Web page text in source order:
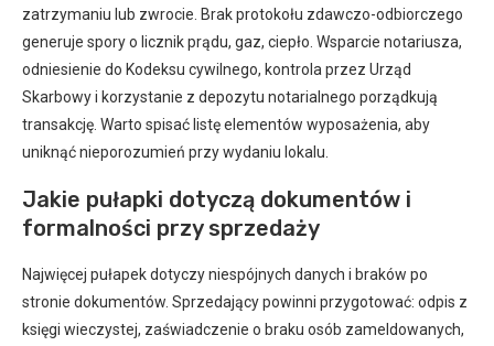
zatrzymaniu lub zwrocie. Brak protokołu zdawczo-odbiorczego
generuje spory o licznik prądu, gaz, ciepło. Wsparcie notariusza,
odniesienie do Kodeksu cywilnego, kontrola przez Urząd
Skarbowy i korzystanie z depozytu notarialnego porządkują
transakcję. Warto spisać listę elementów wyposażenia, aby
uniknąć nieporozumień przy wydaniu lokalu.
Jakie pułapki dotyczą dokumentów i
formalności przy sprzedaży
Najwięcej pułapek dotyczy niespójnych danych i braków po
stronie dokumentów. Sprzedający powinni przygotować: odpis z
księgi wieczystej, zaświadczenie o braku osób zameldowanych,